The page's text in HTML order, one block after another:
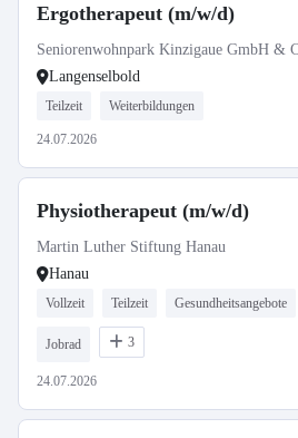
Ergotherapeut (m/w/d)
Seniorenwohnpark Kinzigaue GmbH &
Langenselbold
Teilzeit Weiterbildungen
24.07.2026
Physiotherapeut (m/w/d)
Martin Luther Stiftung Hanau
Hanau
Vollzeit Teilzeit Gesundheitsangebote
Jobrad 3
24.07.2026